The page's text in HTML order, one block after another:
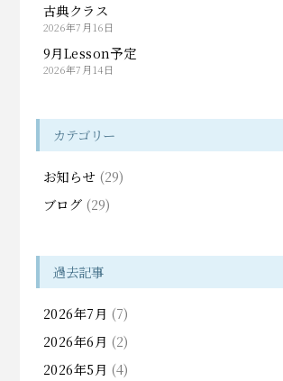
古典クラス
2026年7月16日
9月Lesson予定
2026年7月14日
カテゴリー
お知らせ(29)
ブログ (29)
過去記事
2026年7月 (7)
2026年6月 (2)
2026年5月 (4)